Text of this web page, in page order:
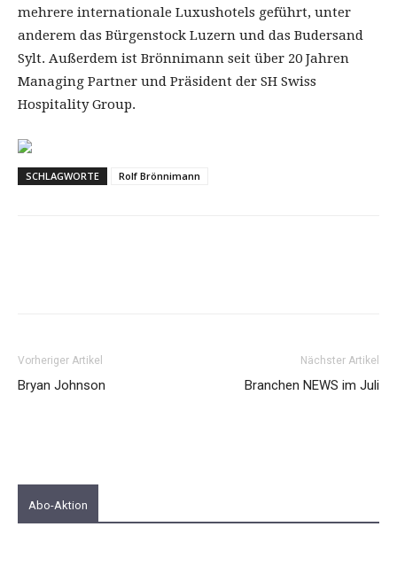
mehrere internationale Luxushotels geführt, unter
anderem das Bürgenstock Luzern und das Budersand
Sylt. Außerdem ist Brönnimann seit über 20 Jahren
Managing Partner und Präsident der SH Swiss
Hospitality Group.
SCHLAGWORTE Rolf Brönnimann
Vorheriger Artikel
Bryan Johnson
Nächster Artikel
Branchen NEWS im Juli
Abo-Aktion